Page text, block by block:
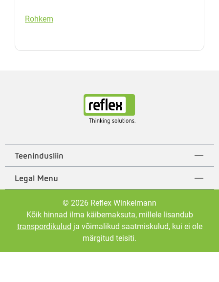
Rohkem
Teenindusliin
Legal Menu
© 2026 Reflex Winkelmann
Kõik hinnad ilma käibemaksuta, millele lisandub
transpordikulud ja võimalikud saatmiskulud, kui ei ole
märgitud teisiti.